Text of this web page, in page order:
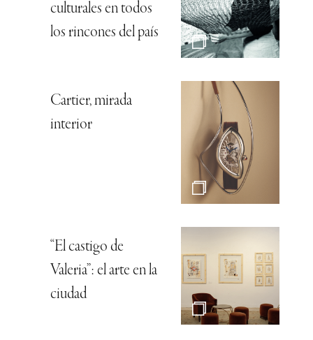
culturales en todos
los rincones del país
Cartier, mirada
interior
“El castigo de
Valeria”: el arte en la
ciudad